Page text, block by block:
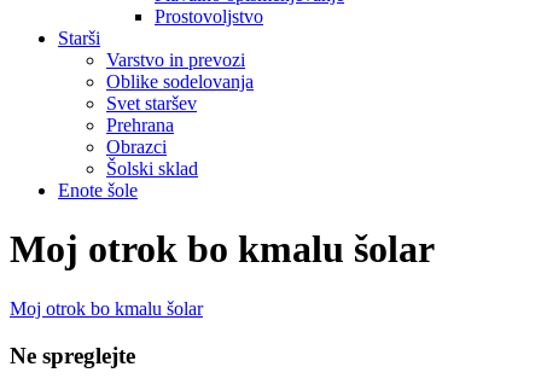
Prostovoljstvo
Starši
Varstvo in prevozi
Oblike sodelovanja
Svet staršev
Prehrana
Obrazci
Šolski sklad
Enote šole
Moj otrok bo kmalu šolar
Moj otrok bo kmalu šolar
Ne spreglejte